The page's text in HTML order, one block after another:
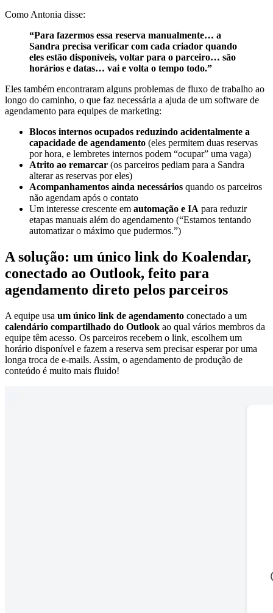
Como Antonia disse:
“Para fazermos essa reserva manualmente… a
Sandra precisa verificar com cada criador quando
eles estão disponíveis, voltar para o parceiro… são
horários e datas… vai e volta o tempo todo.”
Eles também encontraram alguns problemas de fluxo de trabalho ao
longo do caminho, o que faz necessária a ajuda de um software de
agendamento para equipes de marketing:
Blocos internos ocupados reduzindo acidentalmente a
capacidade de agendamento (eles permitem duas reservas
por hora, e lembretes internos podem “ocupar” uma vaga)
Atrito ao remarcar (os parceiros pediam para a Sandra
alterar as reservas por eles)
Acompanhamentos ainda necessários quando os parceiros
não agendam após o contato
Um interesse crescente em automação e IA para reduzir
etapas manuais além do agendamento (“Estamos tentando
automatizar o máximo que pudermos.”)
A solução: um único link do Koalendar,
conectado ao Outlook, feito para
agendamento direto pelos parceiros
A equipe usa um único link de agendamento conectado a um
calendário compartilhado do Outlook ao qual vários membros da
equipe têm acesso. Os parceiros recebem o link, escolhem um
horário disponível e fazem a reserva sem precisar esperar por uma
longa troca de e-mails. Assim, o agendamento de produção de
conteúdo é muito mais fluido!